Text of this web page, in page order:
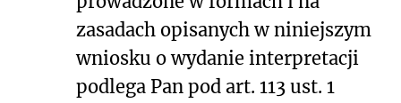
zasadach opisanych w niniejszym
wniosku o wydanie interpretacji
podlega Pan pod art. 113 ust. 1